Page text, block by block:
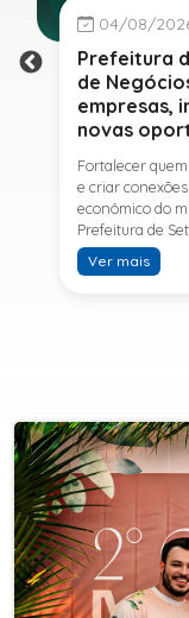
04/08/
Prefeitura
de
empresas,
novas
Fortalecer
e criar
econômico do
Prefeitura de
Municipal de
promove na
Consultor, que
aumentar
comerciais e
negócios.Para
Negócios 7B
do Prefeito Ítalo
Ver mais